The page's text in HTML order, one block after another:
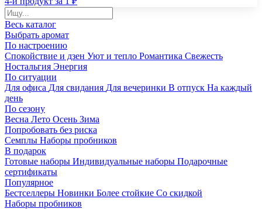
Весь каталог
Выбрать аромат
По настроению
Спокойствие и дзен Уют и тепло Романтика Свежесть
Ностальгия Энергия
По ситуации
Для офиса Для свидания Для вечеринки В отпуск На каждый
день
По сезону
Весна Лето Осень Зима
Попробовать без риска
Семплы Наборы пробников
В подарок
Готовые наборы Индивидуальные наборы Подарочные
сертификаты
Популярное
Бестселлеры Новинки Более стойкие Со скидкой
Наборы пробников